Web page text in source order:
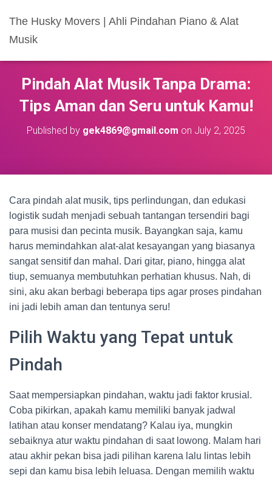
The Husky Movers | Ahli Pindahan Piano & Alat
Musik
Pindah Alat Musik Tanpa Drama:
Tips Aman dan Seru untuk Kamu!
Published by gek4869@gmail.com on July 2, 2025
Cara pindah alat musik, tips perlindungan, dan edukasi
logistik sudah menjadi sebuah tantangan tersendiri bagi
para musisi dan pecinta musik. Bayangkan saja, kamu
harus memindahkan alat-alat kesayangan yang biasanya
sangat sensitif dan mahal. Dari gitar, piano, hingga alat
tiup, semuanya membutuhkan perhatian khusus. Nah, di
sini, aku akan berbagi beberapa tips agar proses pindahan
ini jadi lebih aman dan tentunya seru!
Pilih Waktu yang Tepat untuk
Pindah
Saat mempersiapkan pindahan, waktu jadi faktor krusial.
Coba pikirkan, apakah kamu memiliki banyak jadwal
latihan atau konser mendatang? Kalau iya, mungkin
sebaiknya atur waktu pindahan di saat lowong. Malam hari
atau akhir pekan bisa jadi pilihan karena lalu lintas lebih
sepi dan kamu bisa lebih leluasa. Dengan memilih waktu